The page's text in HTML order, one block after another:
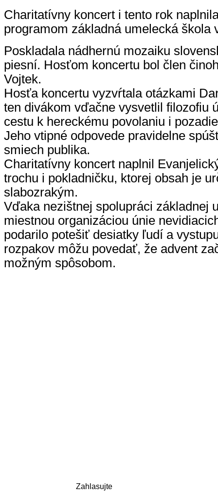
Charitatívny koncert i tento rok
programom základná umelecká škola
Poskladala nádhernú mozaiku
piesní. Hosťom koncertu bol člen
Vojtek.
Hosťa koncertu vyzvŕtala otázkami
ten divákom vďačne vysvetlil filozofiu
cestu k hereckému povolaniu i
Jeho vtipné odpovede pravidelne
smiech publika.
Charitatívny koncert naplnil
trochu i pokladničku, ktorej obsah je
slabozrakým.
Vďaka nezištnej spolupráci základnej
miestnou organizáciou únie
podarilo potešiť desiatky ľudí a
rozpakov môžu povedať, že advent
možným spôsobom.
Zahlasujte